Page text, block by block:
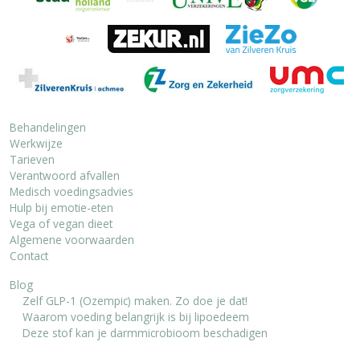
Behandelingen
Werkwijze
Tarieven
Verantwoord afvallen
Medisch voedingsadvies
Hulp bij emotie-eten
Vega of vegan dieet
Algemene voorwaarden
Contact
Blog
Zelf GLP-1 (Ozempic) maken. Zo doe je dat!
Waarom voeding belangrijk is bij lipoedeem
Deze stof kan je darmmicrobioom beschadigen